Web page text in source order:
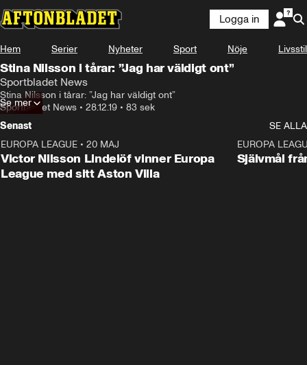
Logga in
Hem Serier Nyheter Sport Nöje Livsstil
Stina Nilsson i tårar: ”Jag har väldigt ont”
Sportbladet News
Stina Nilsson i tårar: ”Jag har väldigt ont”
Sportbladet News • 28.12.19 • 83 sek
Se mer
Senast
SE ALLA
EUROPA LEAGUE • 20 MAJ
Victor Nilsson Lindelöf vinner Europa
League med sitt Aston Villa
EUROPA
Självmål